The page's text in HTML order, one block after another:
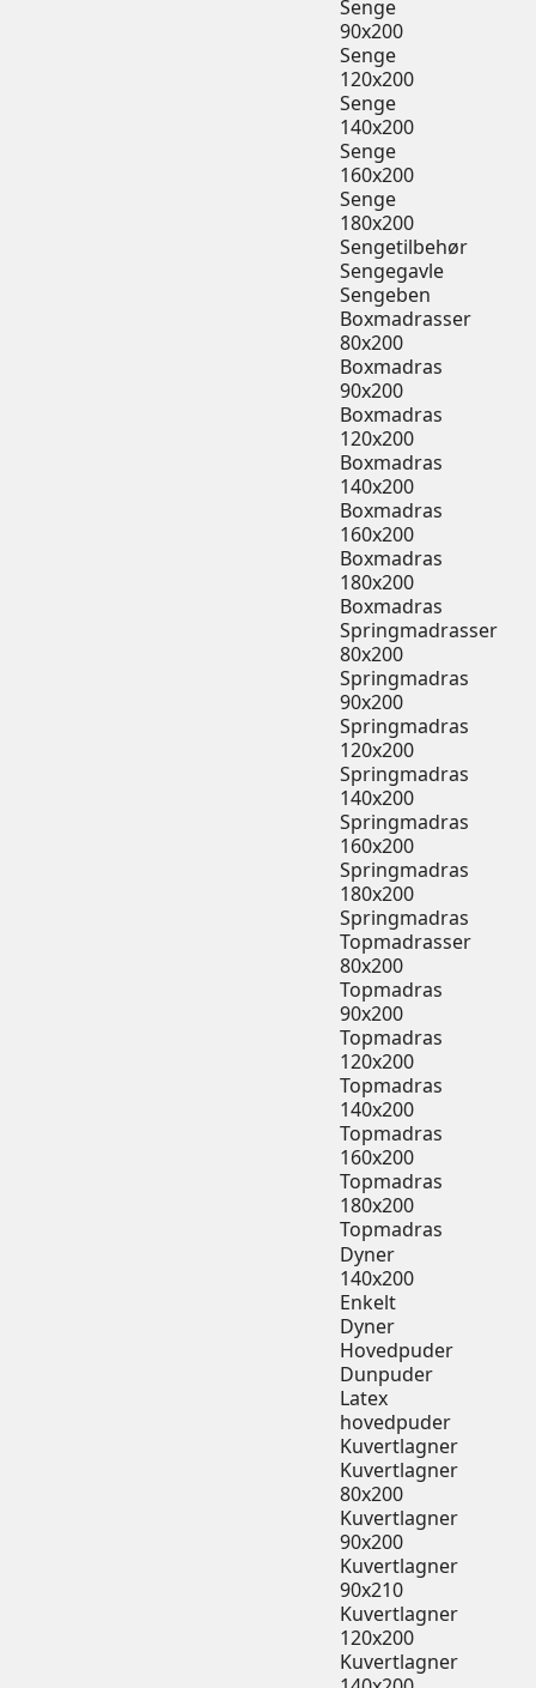
Senge
90x200
Senge
120x200
Senge
140x200
Senge
160x200
Senge
180x200
Sengetilbehør
Sengegavle
Sengeben
Boxmadrasser
80x200
Boxmadras
90x200
Boxmadras
120x200
Boxmadras
140x200
Boxmadras
160x200
Boxmadras
180x200
Boxmadras
Springmadrasser
80x200
Springmadras
90x200
Springmadras
120x200
Springmadras
140x200
Springmadras
160x200
Springmadras
180x200
Springmadras
Topmadrasser
80x200
Topmadras
90x200
Topmadras
120x200
Topmadras
140x200
Topmadras
160x200
Topmadras
180x200
Topmadras
Dyner
140x200
Enkelt
Dyner
Hovedpuder
Dunpuder
Latex
hovedpuder
Kuvertlagner
Kuvertlagner
80x200
Kuvertlagner
90x200
Kuvertlagner
90x210
Kuvertlagner
120x200
Kuvertlagner